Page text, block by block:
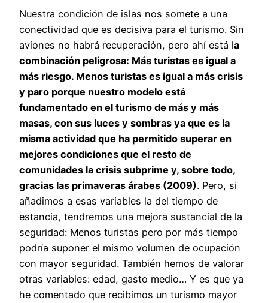
Nuestra condición de islas nos somete a una
conectividad que es decisiva para el turismo. Sin
aviones no habrá recuperación, pero ahí está la
combinación peligrosa: Más turistas es igual a
más riesgo. Menos turistas es igual a más crisis
y paro porque nuestro modelo está
fundamentado en el turismo de más y más
masas, con sus luces y sombras ya que es la
misma actividad que ha permitido superar en
mejores condiciones que el resto de
comunidades la crisis subprime y, sobre todo,
gracias las primaveras árabes (2009). Pero, si
añadimos a esas variables la del tiempo de
estancia, tendremos una mejora sustancial de la
seguridad: Menos turistas pero por más tiempo
podría suponer el mismo volumen de ocupación
con mayor seguridad. También hemos de valorar
otras variables: edad, gasto medio… Y es que ya
he comentado que recibimos un turismo mayor